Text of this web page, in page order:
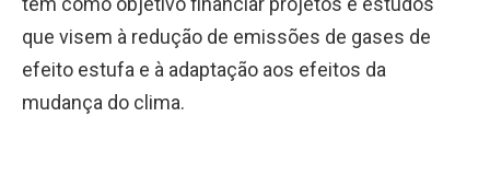
que visem à redução de emissões de gases de
efeito estufa e à adaptação aos efeitos da
mudança do clima.